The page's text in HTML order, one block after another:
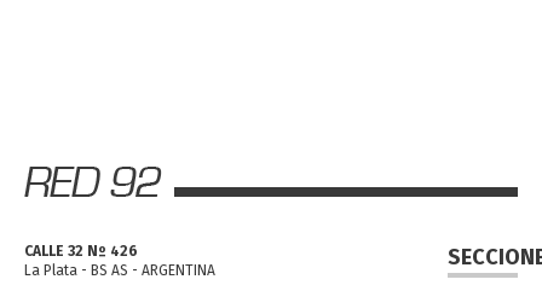
CALLE 32 Nº 426
La Plata - BS AS - ARGENTINA